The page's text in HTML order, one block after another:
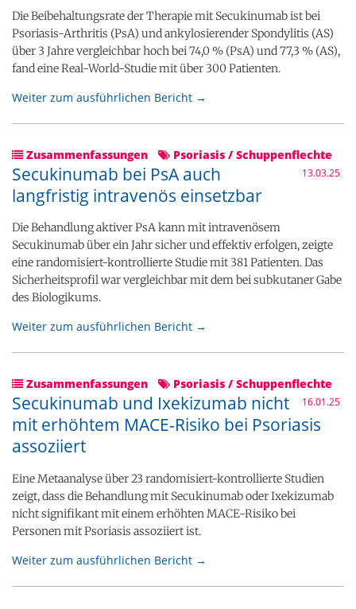
Die Beibehaltungsrate der Therapie mit Secukinumab ist bei
Psoriasis-Arthritis (PsA) und ankylosierender Spondylitis (AS)
über 3 Jahre vergleichbar hoch bei 74,0 % (PsA) und 77,3 % (AS),
fand eine Real-World-Studie mit über 300 Patienten.
Weiter zum ausführlichen Bericht →
Zusammenfassungen Psoriasis / Schuppenflechte
13.03.25
Secukinumab bei PsA auch
langfristig intravenös einsetzbar
Die Behandlung aktiver PsA kann mit intravenösem
Secukinumab über ein Jahr sicher und effektiv erfolgen, zeigte
eine randomisiert-kontrollierte Studie mit 381 Patienten. Das
Sicherheitsprofil war vergleichbar mit dem bei subkutaner Gabe
des Biologikums.
Weiter zum ausführlichen Bericht →
Zusammenfassungen Psoriasis / Schuppenflechte
16.01.25
Secukinumab und Ixekizumab nicht
mit erhöhtem MACE-Risiko bei Psoriasis
assoziiert
Eine Metaanalyse über 23 randomisiert-kontrollierte Studien
zeigt, dass die Behandlung mit Secukinumab oder Ixekizumab
nicht signifikant mit einem erhöhten MACE-Risiko bei
Personen mit Psoriasis assoziiert ist.
Weiter zum ausführlichen Bericht →